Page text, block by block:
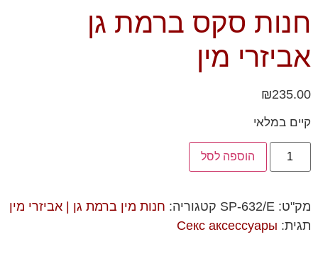
חנות סקס ברמת גן
אביזרי מין
₪235.00
קיים במלאי
הוספה לסל
מק"ט: SP-632/E קטגוריה: חנות מין ברמת גן | אביזרי מין
תגית: Секс аксессуары